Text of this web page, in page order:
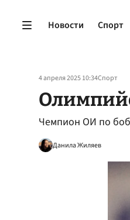
Новости Спорт
4 апреля 2025 10:34Спорт
Чемпион ОИ по
Данила Жиляев